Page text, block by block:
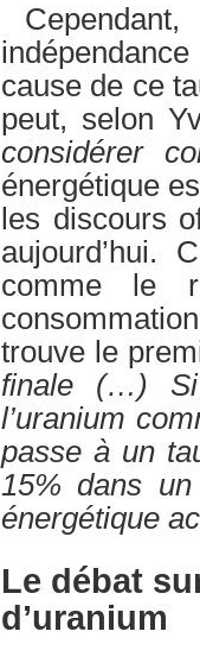
cause de ce
peut, selon
considérer
énergétique
les discours
aujourd’hui.
comme le
trouve le
finale (…) Si
l’uranium
passe à un
15% dans
énergétique
Le débat
d’uranium